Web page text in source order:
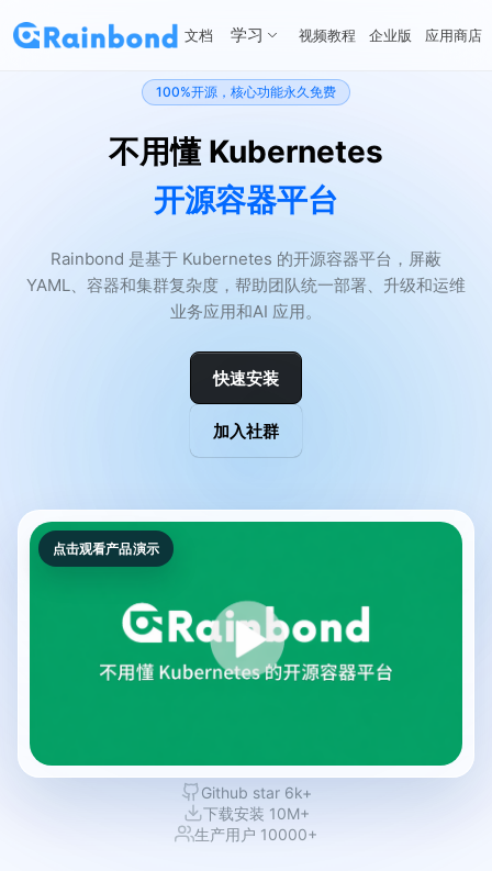
文档 学习 视频教程 企业版 应用商店
100%开源，核心功能永久免费
不用懂 Kubernetes
开源容器平台
Rainbond 是基于 Kubernetes 的开源容器平台，屏蔽
YAML、容器和集群复杂度，帮助团队统一部署、升级和运维
业务应用和AI 应用。
快速安装
加入社群
点击观看产品演示
Github star 6k+
下载安装 10M+
生产用户 10000+